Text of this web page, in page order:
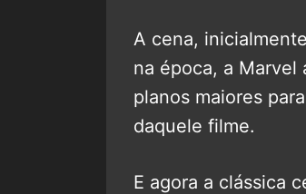
A cena,
na época, a Marvel
planos maiores
daquele filme.
E agora a clássica